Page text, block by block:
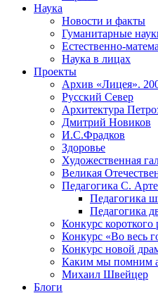
Наука
Новости и факты
Гуманитарные
Естественно-
Наука в лицах
Проекты
Архив «Лицея».
Русский Север
Архитектура
Дмитрий Новиков
И.С.Фрадков
Здоровье
Художественная
Великая
Педагогика С.
Педагогика
Педагогика
Конкурс короткого
Конкурс «Во весь
Конкурс новой
Каким мы помним
Михаил Швейцер
Блоги